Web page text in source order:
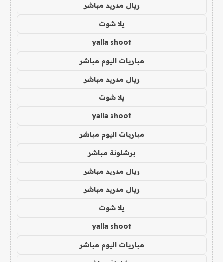
ريال مدريد مباشر
يلا شوت
yalla shoot
مباريات اليوم مباشر
ريال مدريد مباشر
يلا شوت
yalla shoot
مباريات اليوم مباشر
برشلونة مباشر
ريال مدريد مباشر
ريال مدريد مباشر
يلا شوت
yalla shoot
مباريات اليوم مباشر